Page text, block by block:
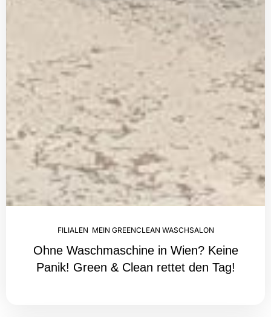
FILIALEN MEIN GREENCLEAN WASCHSALON
Ohne Waschmaschine in Wien? Keine
Panik! Green & Clean rettet den Tag!